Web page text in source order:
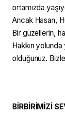
ortamızda
Ancak Hasan,
Bir güzellerin,
Hakkın
olduğunuz.
BİRBİRİMİZİ